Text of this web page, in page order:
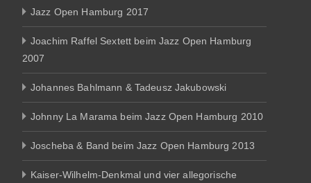
Jazz Open Hamburg 2017
Joachim Raffel Sextett beim Jazz Open Hamburg
2007
Johannes Bahlmann & Tadeusz Jakubowski
Johnny La Marama beim Jazz Open Hamburg 2010
Joscheba & Band beim Jazz Open Hamburg 2013
Kaiser-Wilhelm-Denkmal und vier allegorische